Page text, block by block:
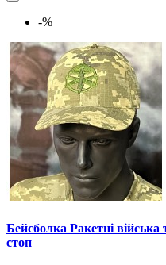
-%
Бейсболка Ракетні
стоп